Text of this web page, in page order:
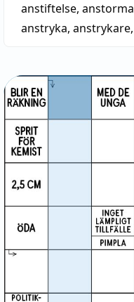
anstiftelse, anstorma
anstryka, anstrykare,